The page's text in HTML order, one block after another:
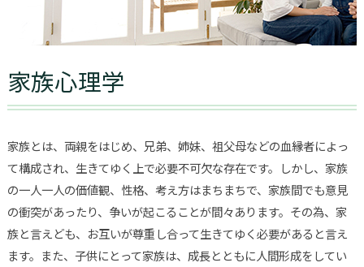
家族心理学
家族とは、両親をはじめ、兄弟、姉妹、祖父母などの血縁者によっ
て構成され、生きてゆく上で必要不可欠な存在です。しかし、家族
の一人一人の価値観、性格、考え方はまちまちで、家族間でも意見
の衝突があったり、争いが起こることが間々あります。その為、家
族と言えども、お互いが尊重し合って生きてゆく必要があると言え
ます。また、子供にとって家族は、成長とともに人間形成をしてい